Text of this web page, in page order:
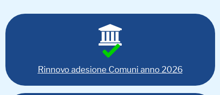
Rinnovo adesione Comuni anno 2026